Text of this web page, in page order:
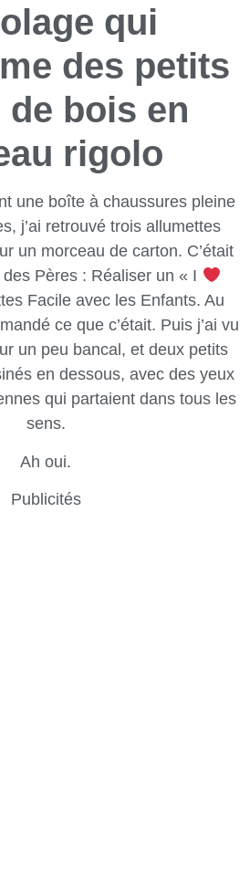
qui
des petits
de bois en
rigolo
une boîte à chaussures pleine
j’ai retrouvé trois allumettes
un morceau de carton. C’était
Pères : Réaliser un « I
Facile avec les Enfants. Au
ce que c’était. Puis j’ai vu
un peu bancal, et deux petits
en dessous, avec des yeux
qui partaient dans tous les
sens.
Ah oui.
Publicités